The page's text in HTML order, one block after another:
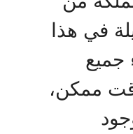
في هذا
جميع
ممكن،